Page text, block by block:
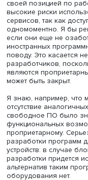
Я знаю большое
программного
одностороннем
для российских
информации,
зарубежные
запрещали
России. Это могло
используемых
купировать
На мой взгляд,
своей позицией по
высокие риски
сервисов, так как
одномоментно. Я
если они еще не
иностранных